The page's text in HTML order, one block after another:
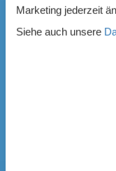
Marketing jederzeit
Siehe auch unsere